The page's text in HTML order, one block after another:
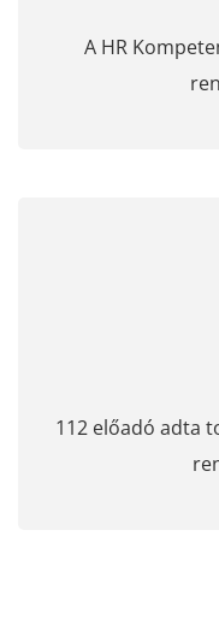
A HR
112 előadó adta